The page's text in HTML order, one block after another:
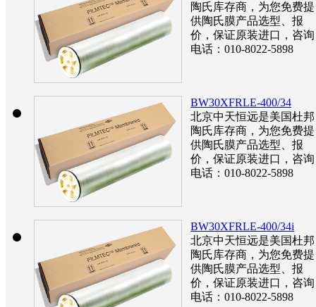
陶氏库存商，为您免费提
供陶氏膜产品选型、报
价，保证原装进口，咨询
电话：010-8022-5898
BW30XFRLE-400/34
北京中天恒远是美国杜邦
陶氏库存商，为您免费提
供陶氏膜产品选型、报
价，保证原装进口，咨询
电话：010-8022-5898
BW30XFRLE-400/34i
北京中天恒远是美国杜邦
陶氏库存商，为您免费提
供陶氏膜产品选型、报
价，保证原装进口，咨询
电话：010-8022-5898